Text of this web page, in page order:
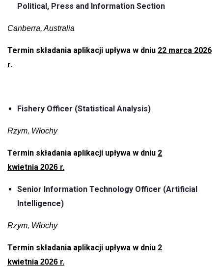
Political, Press and Information Section
Canberra, Australia
Termin składania aplikacji upływa w dniu 22 marca 2026
r.
Fishery Officer (Statistical Analysis)
Rzym, Włochy
Termin składania aplikacji upływa w dniu 2
kwietnia 2026 r.
Senior Information Technology Officer (Artificial
Intelligence)
Rzym, Włochy
Termin składania aplikacji upływa w dniu 2
kwietnia 2026 r.